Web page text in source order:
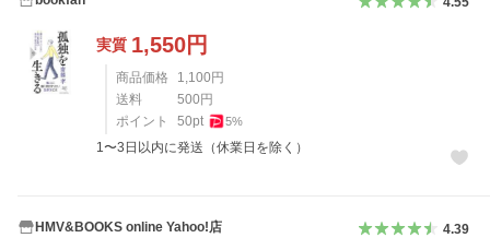
実質 1,550円
商品価格 1,100円
送料
500円
ポイント
50pt 5%
1〜3日以内に発送（休業日を除く）
HMV&BOOKS online Yahoo!店 4.39